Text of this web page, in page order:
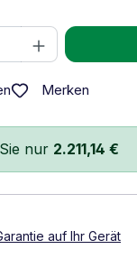
Gib
Merken
nur 2.211,14 €
auf Ihr Gerät